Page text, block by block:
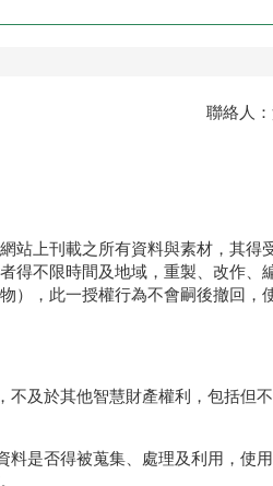
聯絡人
站上刊載之所有資料與素材，其得
得不限時間及地域，重製、改作、
），此一授權行為不會嗣後撤回，
不及於其他智慧財產權利，包括但
料是否得被蒐集、處理及利用，使